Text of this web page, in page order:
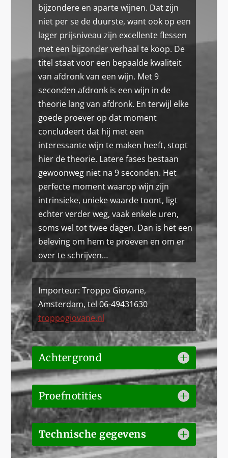
bijzondere en aparte wijnen. Dat zijn
niet per se de duurste, want ook op een
lager prijsniveau zijn excellente flessen
met een bijzonder verhaal te koop. De
titel staat voor een bepaalde kwaliteit
van afdronk van een wijn. Met 9
seconden afdronk is een wijn in de
theorie lang van afdronk. En terwijl elke
goede proever op dat moment
concludeert dat hij met een
interessante wijn te maken heeft, stopt
hier de theorie. Latere fases bestaan
gewoonweg niet na 9 seconden. Het
perfecte moment waarop wijn zijn
intrinsieke, unieke waarde toont, ligt
echter verder weg, vaak enkele uren,
soms wel tot twee dagen. Dan is het een
beleving om hem te proeven en om er
over te schrijven…
Importeur: Troppo Giovane,
Amsterdam, tel 06-49431630
troppogiovane.nl
Achtergrond
Proefnotities
Technische gegevens